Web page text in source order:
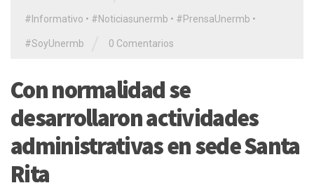
#Informativo • #Noticiasunermb • #PrensaUnermb •
#SoyUnermb 0 Comentarios
Con normalidad se
desarrollaron actividades
administrativas en sede Santa
Rita